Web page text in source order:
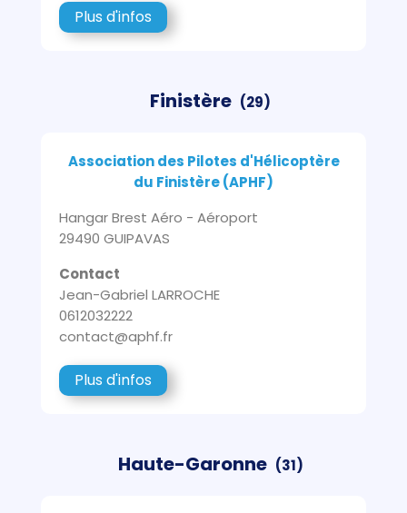
Plus d'infos
Finistère (29)
Association des Pilotes d'Hélicoptère
du Finistère (APHF)
Hangar Brest Aéro - Aéroport
29490 GUIPAVAS
Contact
Jean-Gabriel LARROCHE
0612032222
contact@aphf.fr
Plus d'infos
Haute-Garonne (31)